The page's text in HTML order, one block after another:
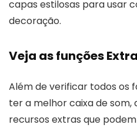
capas estilosas para usar
decoração.
Veja as funções
Além de verificar todos os
ter a melhor caixa de som,
recursos extras que